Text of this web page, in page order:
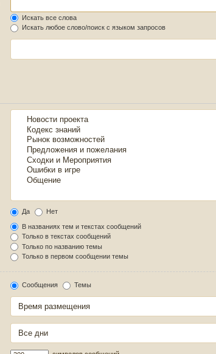
Искать все слова
Искать любое слово/поиск с языком запросов
Да Нет
В названиях тем и текстах сообщений
Только в текстах сообщений
Только по названию темы
Только в первом сообщении темы
Сообщения Темы